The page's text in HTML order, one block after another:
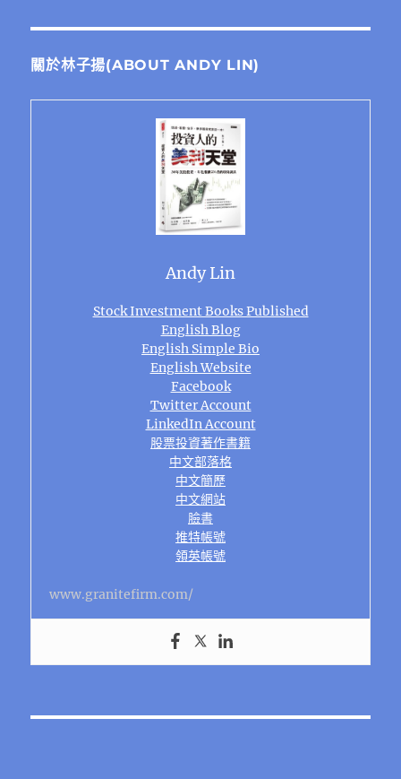
關於林子揚(ABOUT ANDY LIN)
Andy Lin
Stock Investment Books Published
English Blog
English Simple Bio
English Website
Facebook
Twitter Account
LinkedIn Account
股票投資著作書籍
中文部落格
中文簡歷
中文網站
臉書
推特帳號
領英帳號
www.granitefirm.com/